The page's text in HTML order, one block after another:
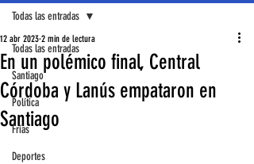
Todas las entradas
Santiago
Política
Frías
Deportes
Todas las entradas
En un polémico final, Central
Córdoba y Lanús empataron en
Santiago
12 abr 2023 2 min de lectura